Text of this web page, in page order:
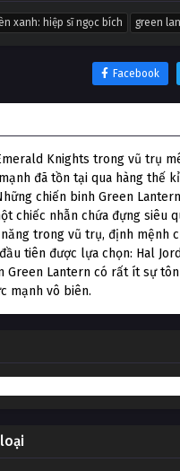
xanh: hiệp sĩ ngọc bích green
Facebook
Knights trong vũ trụ
đã tồn tại qua hàng thế
chiến binh Green
chiếc nhẫn chứa đựng siêu
trong vũ trụ, định mệnh
tiên được lựa chọn: Hal
Green Lantern có rất ít sự
mạnh vô biên.